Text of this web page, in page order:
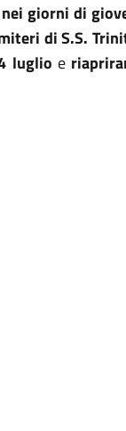
giorni di
di S.S.
luglio e